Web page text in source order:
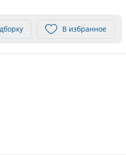
В избранное